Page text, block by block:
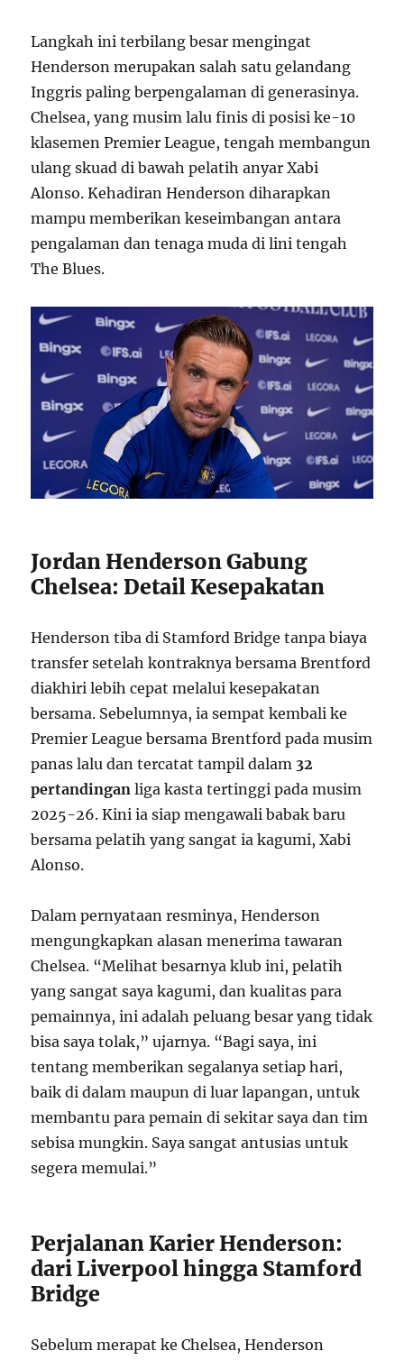
Langkah ini terbilang besar mengingat
Henderson merupakan salah satu gelandang
Inggris paling berpengalaman di generasinya.
Chelsea, yang musim lalu finis di posisi ke-10
klasemen Premier League, tengah membangun
ulang skuad di bawah pelatih anyar Xabi
Alonso. Kehadiran Henderson diharapkan
mampu memberikan keseimbangan antara
pengalaman dan tenaga muda di lini tengah
The Blues.
Jordan Henderson Gabung
Chelsea: Detail Kesepakatan
Henderson tiba di Stamford Bridge tanpa biaya
transfer setelah kontraknya bersama Brentford
diakhiri lebih cepat melalui kesepakatan
bersama. Sebelumnya, ia sempat kembali ke
Premier League bersama Brentford pada musim
panas lalu dan tercatat tampil dalam 32
pertandingan liga kasta tertinggi pada musim
2025-26. Kini ia siap mengawali babak baru
bersama pelatih yang sangat ia kagumi, Xabi
Alonso.
Dalam pernyataan resminya, Henderson
mengungkapkan alasan menerima tawaran
Chelsea. “Melihat besarnya klub ini, pelatih
yang sangat saya kagumi, dan kualitas para
pemainnya, ini adalah peluang besar yang tidak
bisa saya tolak,” ujarnya. “Bagi saya, ini
tentang memberikan segalanya setiap hari,
baik di dalam maupun di luar lapangan, untuk
membantu para pemain di sekitar saya dan tim
sebisa mungkin. Saya sangat antusias untuk
segera memulai.”
Perjalanan Karier Henderson:
dari Liverpool hingga Stamford
Bridge
Sebelum merapat ke Chelsea, Henderson